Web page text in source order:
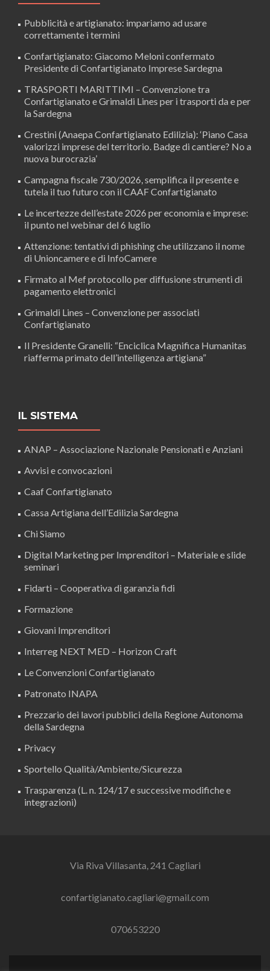
Pubblicità e artigianato: impariamo ad usare
correttamente i termini
Confartigianato: Giacomo Meloni confermato
Presidente di Confartigianato Imprese Sardegna
TRASPORTI MARITTIMI – Convenzione tra
Confartigianato e Grimaldi Lines per i trasporti da e per
la Sardegna
Crestini (Anaepa Confartigianato Edilizia): ‘Piano Casa
valorizzi imprese del territorio. Badge di cantiere? No a
nuova burocrazia’
Campagna fiscale 730/2026, semplifica il presente e
tutela il tuo futuro con il CAAF Confartigianato
Le incertezze dell’estate 2026 per economia e imprese:
il punto nel webinar del 6 luglio
Attenzione: tentativi di phishing che utilizzano il nome
di Unioncamere e di InfoCamere
Firmato al Mef protocollo per diffusione strumenti di
pagamento elettronici
Grimaldi Lines – Convenzione per associati
Confartigianato
Il Presidente Granelli: “Enciclica Magnifica Humanitas
riafferma primato dell’intelligenza artigiana”
IL SISTEMA
ANAP – Associazione Nazionale Pensionati e Anziani
Avvisi e convocazioni
Caaf Confartigianato
Cassa Artigiana dell’Edilizia Sardegna
Chi Siamo
Digital Marketing per Imprenditori – Materiale e slide
seminari
Fidarti – Cooperativa di garanzia fidi
Formazione
Giovani Imprenditori
Interreg NEXT MED – Horizon Craft
Le Convenzioni Confartigianato
Patronato INAPA
Prezzario dei lavori pubblici della Regione Autonoma
della Sardegna
Privacy
Sportello Qualità/Ambiente/Sicurezza
Trasparenza (L. n. 124/17 e successive modifiche e
integrazioni)
Via Riva Villasanta, 241 Cagliari
confartigianato.cagliari@gmail.com
070653220